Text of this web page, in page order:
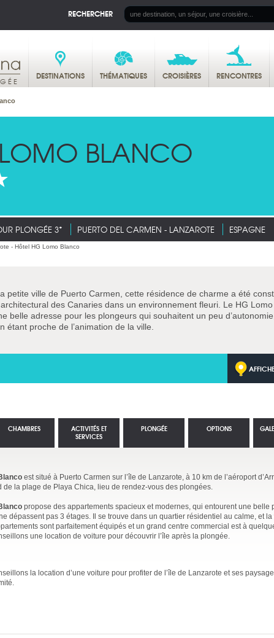
RECHERCHER
DESTINATIONS THÉMATIQUES CROISIÈRES RENCONTRES
BLANCO
PLONGÉE 3* PUERTO DEL CARMEN - LANZAROTE ESPAGNE
petite ville de Puerto Carmen, cette résidence de charme a été
des Canaries dans un environnement fleuri. Le HG Lomo
belle adresse pour les plongeurs qui souhaitent un peu
étant proche de l’animation de la ville.
est situé à Puerto Carmen sur l’île de Lanzarote, à 10 km de l’aéroport
de la plage de Playa Chica, lieu de rendez-vous des plongées.
propose des appartements spacieux et modernes, qui entourent une belle
dépassent pas 3 étages. Il se trouve dans un quartier résidentiel au calme, et
sont parfaitement équipés et un grand centre commercial est à
une location de voiture pour découvrir l’île après la plongée.
la location d’une voiture pour profiter de l’île de Lanzarote et ses
CHAMBRES
ACTIVITÉS ET
SERVICES
PLONGÉE OPTIONS